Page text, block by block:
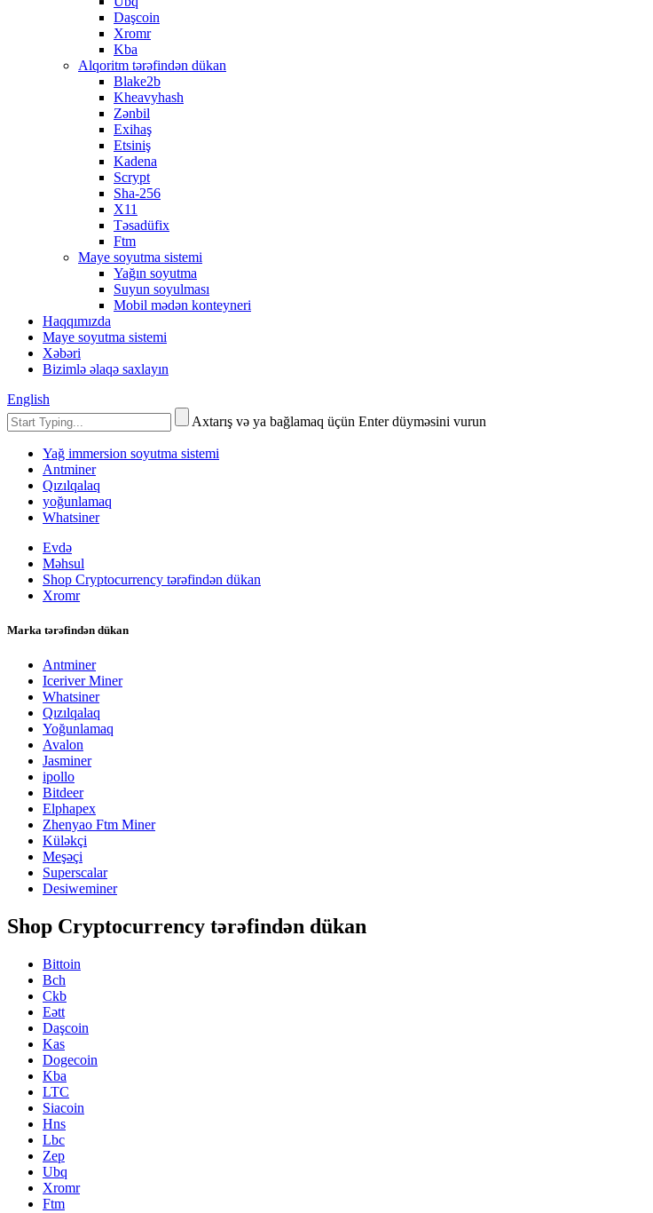
Daşcoin
Xromr
Kba
Alqoritm tərəfindən dükan
Blake2b
Kheavyhash
Zənbil
Exihaş
Etsiniş
Kadena
Scrypt
Sha-256
X11
Təsadüfix
Ftm
Maye soyutma sistemi
Yağın soyutma
Suyun soyulması
Mobil mədən konteyneri
Haqqımızda
Maye soyutma sistemi
Xəbəri
Bizimlə əlaqə saxlayın
English
Axtarış və ya bağlamaq üçün Enter düyməsini vurun
Yağ immersion soyutma sistemi
Antminer
Qızılqalaq
yoğunlamaq
Whatsiner
Evdə
Məhsul
Shop Cryptocurrency tərəfindən dükan
Xromr
Marka tərəfindən dükan
Antminer
Iceriver Miner
Whatsiner
Qızılqalaq
Yoğunlamaq
Avalon
Jasminer
ipollo
Bitdeer
Elphapex
Zhenyao Ftm Miner
Küləkçi
Meşəçi
Superscalar
Desiweminer
Shop Cryptocurrency tərəfindən dükan
Bittoin
Bch
Ckb
Eətt
Daşcoin
Kas
Dogecoin
Kba
LTC
Siacoin
Hns
Lbc
Zep
Ubq
Xromr
Ftm